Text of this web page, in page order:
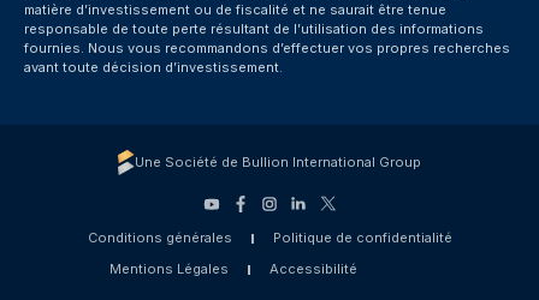
matière d’investissement ou de fiscalité et ne saurait être tenue
responsable de toute perte résultant de l’utilisation des informations
fournies. Nous vous recommandons d’effectuer vos propres recherches
avant toute décision d’investissement.
Une Société de Bullion International Group
Conditions générales
Politique de confidentialité
Mentions Légales
Accessibilité